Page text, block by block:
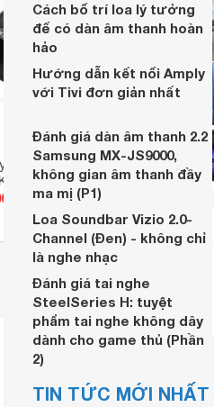
to HDMI
đ
Cáp nối dài
C166
Có 2 nơi bán
Cách bố trí loa lý tưởng
để có dàn âm thanh hoàn
hảo
Hướng dẫn kết nối Amply
với Tivi đơn giản nhất
Đánh giá dàn âm thanh 2.2
Samsung MX-JS9000,
không gian âm thanh đầy
ma mị (P1)
Loa Soundbar Vizio 2.0-
Channel (Đen) - không chỉ
là nghe nhạc
Đánh giá tai nghe
SteelSeries H: tuyệt
phẩm tai nghe không dây
dành cho game thủ (Phần
2)
TIN TỨC MỚI NHẤT